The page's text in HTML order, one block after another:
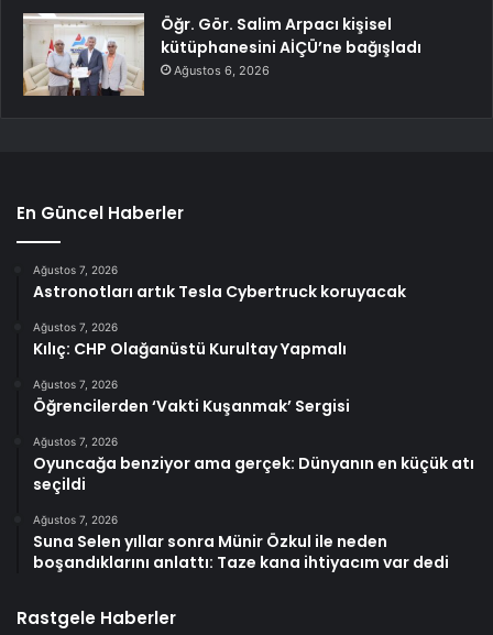
Öğr. Gör. Salim Arpacı kişisel
kütüphanesini AİÇÜ’ne bağışladı
Ağustos 6, 2026
En Güncel Haberler
Ağustos 7, 2026
Astronotları artık Tesla Cybertruck koruyacak
Ağustos 7, 2026
Kılıç: CHP Olağanüstü Kurultay Yapmalı
Ağustos 7, 2026
Öğrencilerden ‘Vakti Kuşanmak’ Sergisi
Ağustos 7, 2026
Oyuncağa benziyor ama gerçek: Dünyanın en küçük atı
seçildi
Ağustos 7, 2026
Suna Selen yıllar sonra Münir Özkul ile neden
boşandıklarını anlattı: Taze kana ihtiyacım var dedi
Rastgele Haberler